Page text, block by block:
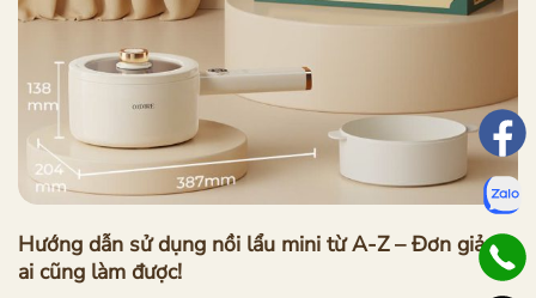
Hướng dẫn sử dụng nồi lẩu mini từ A-Z – Đơn giản,
ai cũng làm được!